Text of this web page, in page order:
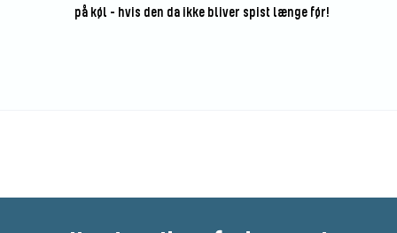
på køl – hvis den da ikke bliver spist længe før!